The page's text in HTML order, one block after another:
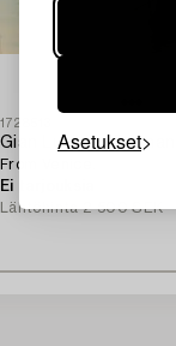
Asetukset
1728513
Gian Luciano Sormani
From Venice.
Ei tarjouksia
Lähtöhinta 2 500 SEK